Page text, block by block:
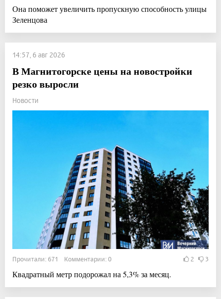
Она поможет увеличить пропускную способность улицы
Зеленцова
14:57, 6 авг 2026
В Магнитогорске цены на новостройки
резко выросли
Новости
Прочитали: 671 Комментарии: 0 2 3
Квадратный метр подорожал на 5,3% за месяц.